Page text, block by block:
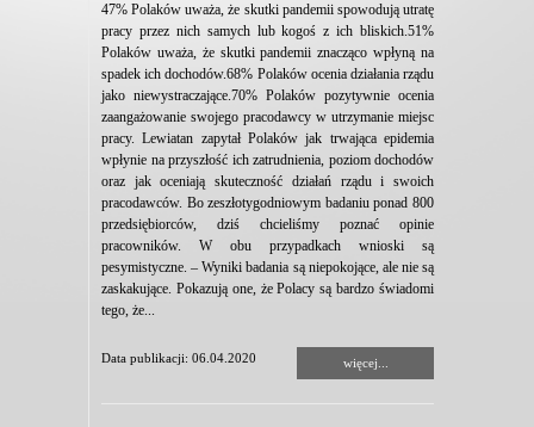
47% Polaków uważa, że skutki pandemii spowodują utratę
pracy przez nich samych lub kogoś z ich bliskich.51%
Polaków uważa, że skutki pandemii znacząco wpłyną na
spadek ich dochodów.68% Polaków ocenia działania rządu
jako niewystraczające.70% Polaków pozytywnie ocenia
zaangażowanie swojego pracodawcy w utrzymanie miejsc
pracy. Lewiatan zapytał Polaków jak trwająca epidemia
wpłynie na przyszłość ich zatrudnienia, poziom dochodów
oraz jak oceniają skuteczność działań rządu i swoich
pracodawców. Bo zeszłotygodniowym badaniu ponad 800
przedsiębiorców, dziś chcieliśmy poznać opinie
pracowników. W obu przypadkach wnioski są
pesymistyczne. – Wyniki badania są niepokojące, ale nie są
zaskakujące. Pokazują one, że Polacy są bardzo świadomi
tego, że...
Data publikacji: 06.04.2020 więcej...